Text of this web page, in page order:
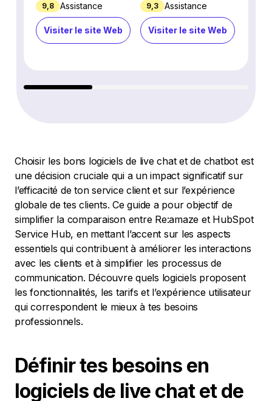
9,8 Assistance
Visiter le site Web
9,3 Assistance
Visiter le site Web
Choisir les bons logiciels de live chat et de chatbot est
une décision cruciale qui a un impact significatif sur
l’efficacité de ton service client et sur l’expérience
globale de tes clients. Ce guide a pour objectif de
simplifier la comparaison entre Re:amaze et HubSpot
Service Hub, en mettant l’accent sur les aspects
essentiels qui contribuent à améliorer les interactions
avec les clients et à simplifier les processus de
communication. Découvre quels logiciels proposent
les fonctionnalités, les tarifs et l’expérience utilisateur
qui correspondent le mieux à tes besoins
professionnels.
Définir tes besoins en
logiciels de live chat et de